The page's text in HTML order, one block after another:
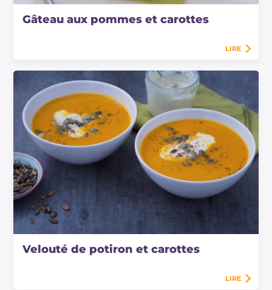
Gâteau aux pommes et carottes
LIRE
Velouté de potiron et carottes
LIRE